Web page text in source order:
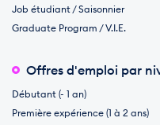
Job étudiant / Saisonnier
Graduate Program / V.I.E.
Offres d'emploi par
Débutant (- 1 an)
Première expérience (1 à 2 ans)